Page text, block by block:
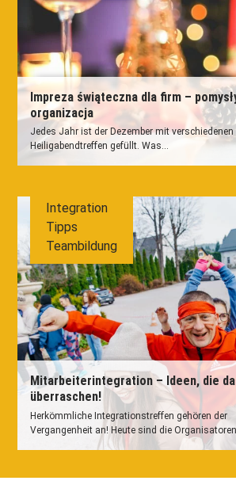
Impreza świąteczna dla firm –
organizacja
Jedes Jahr ist der Dezember mit verschiedenen
Heiligabendtreffen gefüllt. Was...
Mitarbeiterintegration – Ideen, die
überraschen!
Herkömmliche Integrationstreffen gehören der
Vergangenheit an! Heute sind die
Integration
Tipps
Teambildung